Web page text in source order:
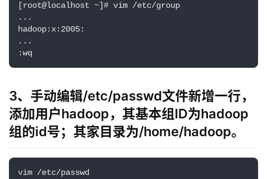
[root@localhost ~]# vim /etc/group
...
hadoop:x:2005:
...
:wq
3、手动编辑/etc/passwd文件新增一行，
添加用户hadoop，其基本组ID为hadoop
组的id号；其家目录为/home/hadoop。
vim /etc/passwd